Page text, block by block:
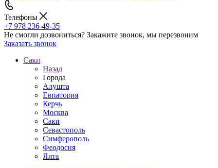
Телефоны
+7 978 236-49-35
Не смогли дозвониться? Закажите звонок, мы перезвоним
Заказать звонок
Саки
Назад
Города
Алушта
Евпатория
Керчь
Москва
Саки
Севастополь
Симферополь
Феодосия
Ялта